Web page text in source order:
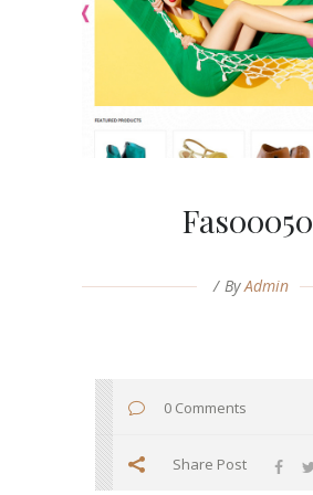
Fas00050
ByAdmin
0 Comments
Share Post